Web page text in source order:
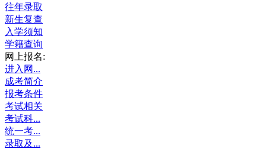
往年录取
新生复查
入学须知
学籍查询
网上报名:
进入网...
成考简介
报考条件
考试相关
考试科...
统一考...
录取及...